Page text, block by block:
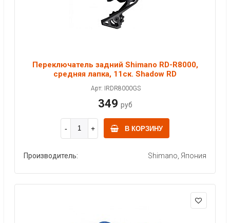
Переключатель задний Shimano RD-R8000,
средняя лапка, 11ск. Shadow RD
Арт: IRDR8000GS
349 руб
В КОРЗИНУ
Производитель: Shimano, Япония